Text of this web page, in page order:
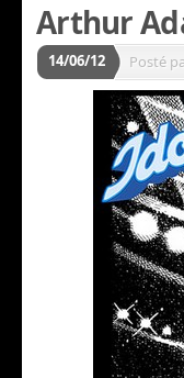
Arthur
14/06/12 Posté